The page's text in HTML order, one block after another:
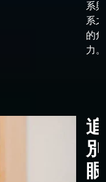
系
系
的角
力